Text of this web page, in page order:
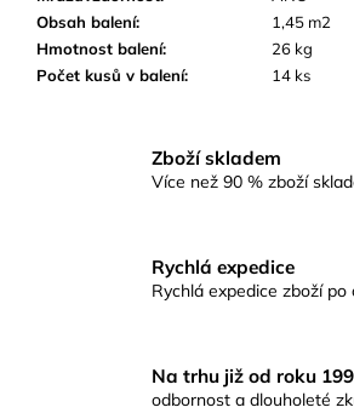
Obsah balení:
1,45 m2
Hmotnost balení:
26 kg
Počet kusů v balení: 14 ks
Zboží skladem
Více než 90 % zboží
Rychlá expedice
Rychlá expedice zboží po
Na trhu již od roku
odbornost a dlouholeté
CM)
499
Kč